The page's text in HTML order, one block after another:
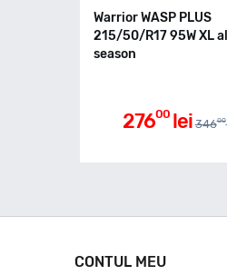
Warrior WASP PLUS
215/50/R17 95W XL all
season
27600 lei 34600
CONTUL MEU